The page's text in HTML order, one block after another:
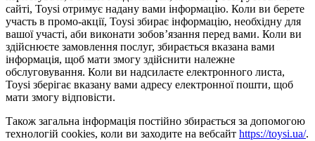
сайті, Toysi отримує надану вами інформацію. Коли ви берете
участь в промо-акції, Toysi збирає інформацію, необхідну для
вашої участі, аби виконати зобов’язання перед вами. Коли ви
здійснюєте замовлення послуг, збирається вказана вами
інформація, щоб мати змогу здійснити належне
обслуговування. Коли ви надсилаєте електронного листа,
Toysi зберігає вказану вами адресу електронної пошти, щоб
мати змогу відповісти.
Також загальна інформація постійно збирається за допомогою
технологій cookies, коли ви заходите на вебсайт https://toysi.ua/.